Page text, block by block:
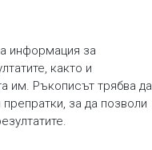
информация за
както и
им. Ръкописът трябва да
за да позволи